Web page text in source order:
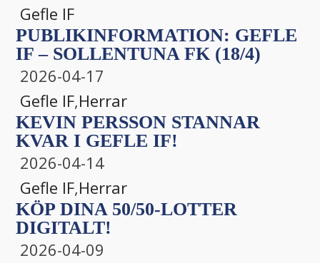
Gefle IF
PUBLIKINFORMATION: GEFLE
IF – SOLLENTUNA FK (18/4)
2026-04-17
Gefle IF,Herrar
KEVIN PERSSON STANNAR
KVAR I GEFLE IF!
2026-04-14
Gefle IF,Herrar
KÖP DINA 50/50-LOTTER
DIGITALT!
2026-04-09